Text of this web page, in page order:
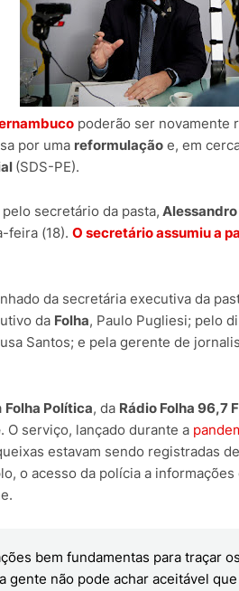
poderão ser novamente
por uma reformulação e, em
(SDS-PE).
secretário da pasta,
feira (18). O secretário assumiu a
da secretária executiva da
da Folha, Paulo Pugliesi; pelo
Santos; e pela gerente de
Folha Política, da Rádio Folha 96,7
. O serviço, lançado durante a
estavam sendo registradas
o acesso da polícia a
bem fundamentas para traçar
gente não pode achar aceitável